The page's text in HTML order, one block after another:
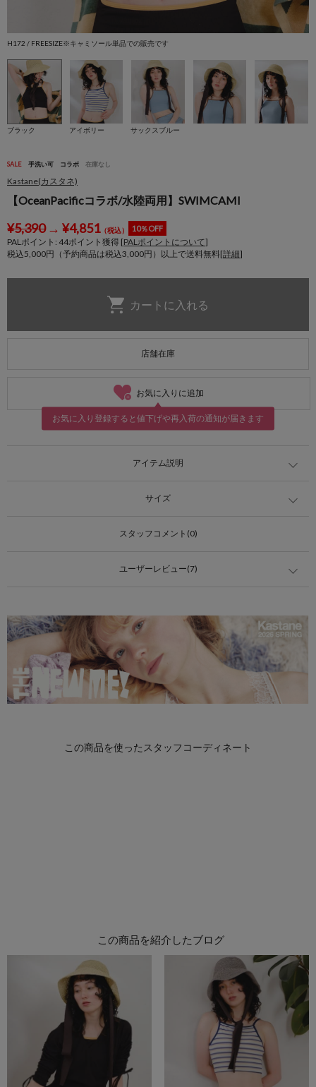
H172 / FREESIZE※キャミソール単品での販売です
ブラック アイボリー サックスブルー
SALE 手洗い可 コラボ 在庫なし
Kastane(カスタネ)
【OceanPacificコラボ/水陸両用】SWIMCAMI
¥5,390→ ¥4,851（税込） 10％OFF
PALポイント: 44ポイント獲得 [PALポイントについて]
税込5,000円（予約商品は税込3,000円）以上で送料無料[詳細]
店舗在庫
お気に入りに追加
お気に入り登録すると値下げや再入荷の通知が届きます
アイテム説明
サイズ
スタッフコメント(0)
ユーザーレビュー(7)
この商品を紹介したブログ